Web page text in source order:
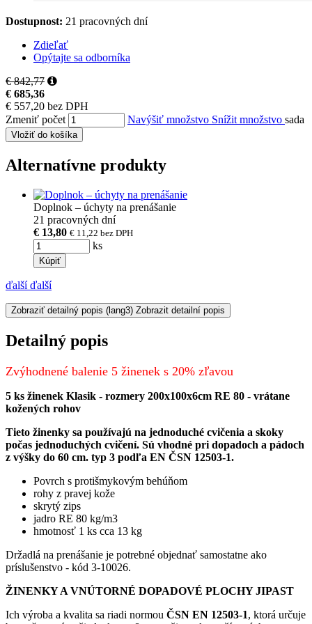
Dostupnost: 21 pracovných dní
Zdieľať
Opýtajte sa odborníka
€ 842,77
€ 685,36
€ 557,20 bez DPH
Zmeniť počet
Navýšiť množstvo Snížit množstvo sada
Vložiť do košíka
Alternatívne produkty
Doplnok – úchyty na prenášanie
21 pracovných dní
€ 13,80 € 11,22 bez DPH
ks
Kúpiť
ďalší ďalší
Zobraziť detailný popis (lang3) Zobrazit detailní popis
Detailný popis
Zvýhodnené balenie 5 žinenek s 20% zľavou
5 ks žinenek Klasik - rozmery 200x100x6cm RE 80 - vrátane
kožených rohov​
Tieto žinenky sa používajú na jednoduché cvičenia a skoky
počas jednoduchých cvičení. Sú vhodné pri dopadoch a pádoch
z výšky do 60 cm. typ 3 podľa EN ČSN 12503-1.
Povrch s protišmykovým behúňom
rohy z pravej kože
skrytý zips
jadro RE 80 kg/m3
hmotnosť 1 ks cca 13 kg
Držadlá na prenášanie je potrebné objednať samostatne ako
príslušenstvo - kód 3-10026.
ŽINENKY A VNÚTORNÉ DOPADOVÉ PLOCHY JIPAST
Ich výroba a kvalita sa riadi normou ČSN EN 12503-1, ktorá určuje